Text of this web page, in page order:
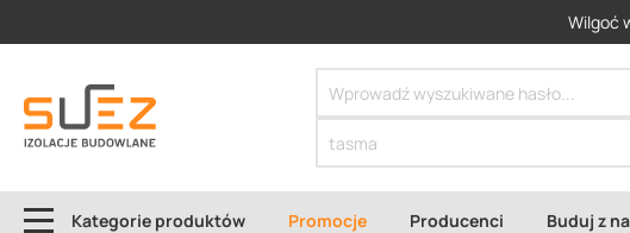
Wilgoć
Kategorie produktów Promocje Producenci Buduj z